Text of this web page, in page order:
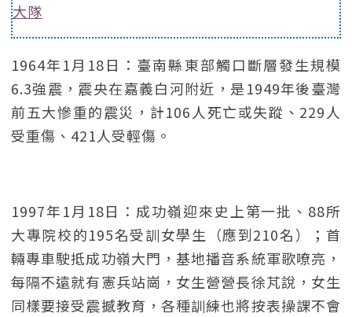
大隊
1964年1月18日：臺南縣東部觸口斷層發生規模
6.3強震，震央在嘉義白河附近，是1949年後臺灣
前五大慘重的震災，計106人死亡或失蹤、229人
受重傷、421人受輕傷。
1997年1月18日：成功嶺迎來史上第一批、88所
大專院校的195名受訓女學生（應到210名）；首
輛專車駛抵成功嶺大門，基地播音系統軍歌嘹亮，
每隔不遠就有憲兵站崗，女生營營長徐芃說，女生
同樣要接受震撼教育，各種訓練也將按表操課不會